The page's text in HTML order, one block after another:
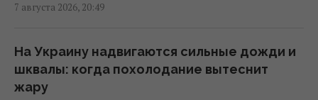
Трамп неохотно усиливает давление на
принять меры, – WSJ
02:56 суббота, 08 августа 2026
7 августа 2026, 20:49
На Украину надвигаются сильные дожди и
шквалы: когда похолодание вытеснит
жару